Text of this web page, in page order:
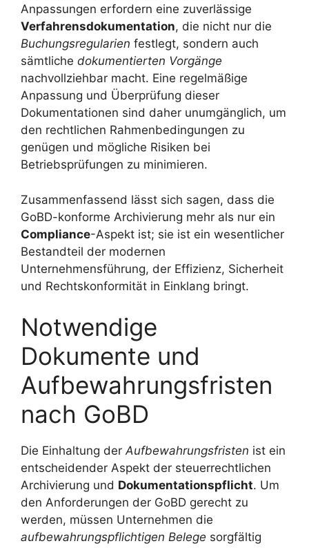
Anpassungen erfordern eine zuverlässige
Verfahrensdokumentation, die nicht nur die
Buchungsregularien festlegt, sondern auch
sämtliche dokumentierten Vorgänge
nachvollziehbar macht. Eine regelmäßige
Anpassung und Überprüfung dieser
Dokumentationen sind daher unumgänglich, um
den rechtlichen Rahmenbedingungen zu
genügen und mögliche Risiken bei
Betriebsprüfungen zu minimieren.
Zusammenfassend lässt sich sagen, dass die
GoBD-konforme Archivierung mehr als nur ein
Compliance-Aspekt ist; sie ist ein wesentlicher
Bestandteil der modernen
Unternehmensführung, der Effizienz, Sicherheit
und Rechtskonformität in Einklang bringt.
Notwendige
Dokumente und
Aufbewahrungsfristen
nach GoBD
Die Einhaltung derAufbewahrungsfristen ist ein
entscheidender Aspekt der steuerrechtlichen
Archivierung und Dokumentationspflicht. Um
den Anforderungen der GoBD gerecht zu
werden, müssen Unternehmen die
aufbewahrungspflichtigen Belege sorgfältig